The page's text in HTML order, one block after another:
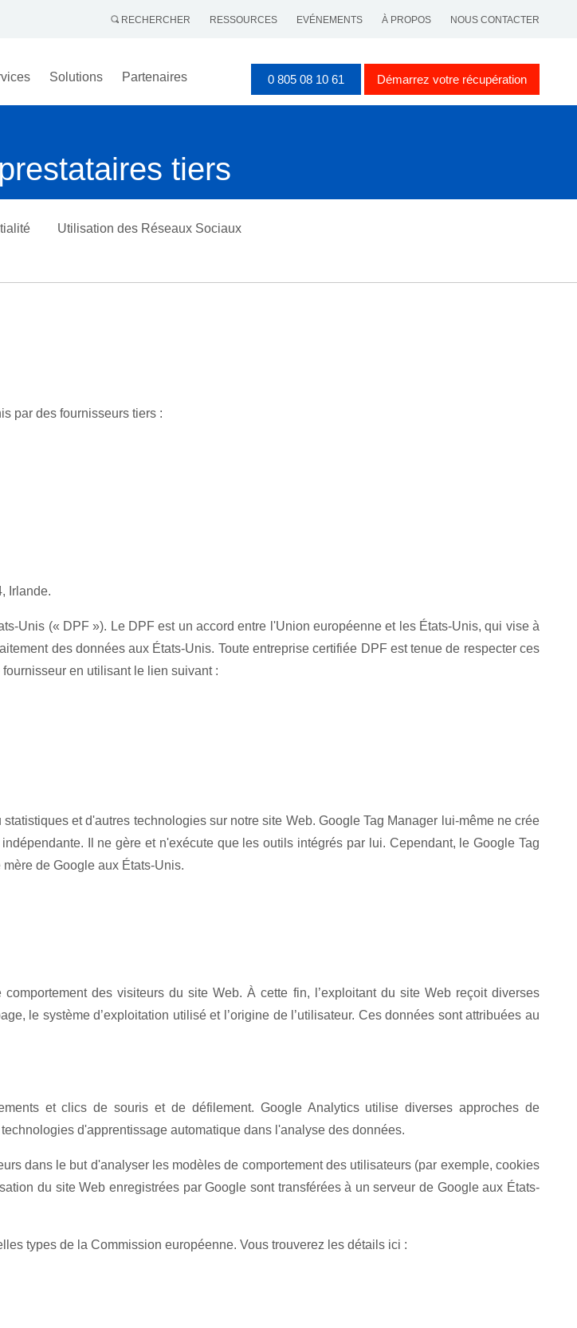
RECHERCHER RESSOURCES EVÉNEMENTS À PROPOS NOUS CONTACTER
Solutions Partenaires 0 805 08 10 61 Démarrez votre récupération
tiers
Utilisation des Réseaux Sociaux
par des fournisseurs tiers :
Irlande.
Unis (« DPF »). Le DPF est un accord entre l'Union européenne et les États-Unis, qui vise à
des données aux États-Unis. Toute entreprise certifiée DPF est tenue de respecter ces
en utilisant le lien suivant :
et d'autres technologies sur notre site Web. Google Tag Manager lui-même ne crée
Il ne gère et n'exécute que les outils intégrés par lui. Cependant, le Google Tag
de Google aux États-Unis.
des visiteurs du site Web. À cette fin, l’exploitant du site Web reçoit diverses
le système d’exploitation utilisé et l’origine de l’utilisateur. Ces données sont attribuées au
et clics de souris et de défilement. Google Analytics utilise diverses approches de
d'apprentissage automatique dans l'analyse des données.
dans le but d'analyser les modèles de comportement des utilisateurs (par exemple, cookies
du site Web enregistrées par Google sont transférées à un serveur de Google aux États-
types de la Commission européenne. Vous trouverez les détails ici :